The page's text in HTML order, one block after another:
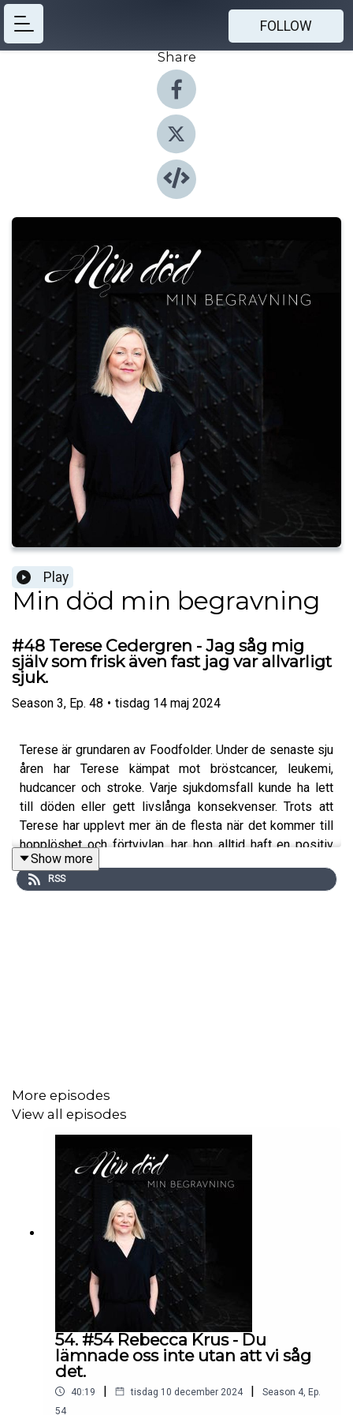
FOLLOW
Share
Play
Min död min begravning
#48 Terese Cedergren - Jag såg mig
själv som frisk även fast jag var allvarligt
sjuk.
Season 3, Ep. 48 • tisdag 14 maj 2024
Terese är grundaren av Foodfolder. Under de senaste sju
åren har Terese kämpat mot bröstcancer, leukemi,
hudcancer och stroke. Varje sjukdomsfall kunde ha lett
till döden eller gett livslånga konsekvenser. Trots att
Terese har upplevt mer än de flesta när det kommer till
hopplöshet och förtvivlan, har hon alltid haft en positiv
inställning och inte betraktat sig själv som särskilt sjuk.
Hon tror att styrka och driv spelat en avgörande roll för
Show more
RSS
More episodes
View all episodes
54. #54 Rebecca Krus - Du
lämnade oss inte utan att vi såg
det.
40:19 | tisdag 10 december 2024 | Season 4, Ep.
54